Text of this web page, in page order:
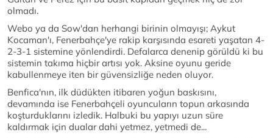
olmadı.
Webo ya da Sow'dan herhangi birinin olmayışı; Aykut
Kocaman'ı, Fenerbahçe'ye rakip karşısında esareti yaşatan 4-
2-3-1 sistemine yönlendirdi. Defalarca denenip görüldü ki bu
sistemin takıma hiçbir artısı yok. Aksine oyunu geride
kabullenmeye iten bir güvensizliğe neden oluyor.
Benfica'nın, ilk düdükten itibaren yoğun baskısını,
devamında ise Fenerbahçeli oyuncuların topun arkasında
koşturduklarını izledik. Halbuki bu yapıyı uzun süre
kaldırmak için dualar dahi yetmez, yetmedi de...